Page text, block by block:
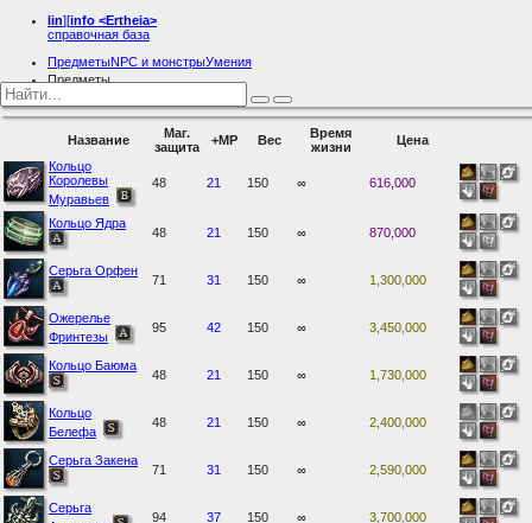
lin][info <Ertheia>
справочная база
ПредметыNPC и монстрыУмения
Предметы
Название
Маг.
защита
+MP Вес
Время
жизни
Цена
Кольцо
Королевы
Муравьев
48 21 150 ∞ 616,000
Кольцо Ядра
48 21 150 ∞ 870,000
Серьга Орфен
71 31 150 ∞ 1,300,000
Ожерелье
Фринтезы
95 42 150 ∞ 3,450,000
Кольцо Баюма
48 21 150 ∞ 1,730,000
Кольцо
Белефа
48 21 150 ∞ 2,400,000
Серьга Закена
71 31 150 ∞ 2,590,000
Серьга
94 37 150 ∞ 3,700,000